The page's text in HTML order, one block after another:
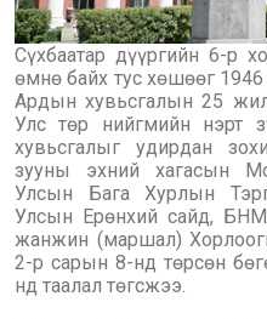
Сүхбаатар дүүргийн 6-р
өмнө байх тус хөшөөг
Ардын хувьсгалын 25
Улс төр нийгмийн нэрт
хувьсгалыг удирдан
зууны эхний хагасын
Улсын Бага Хурлын
Улсын Ерөнхий сайд,
жанжин (маршал)
2-р сарын 8-нд төрсөн
нд таалал төгсжээ.